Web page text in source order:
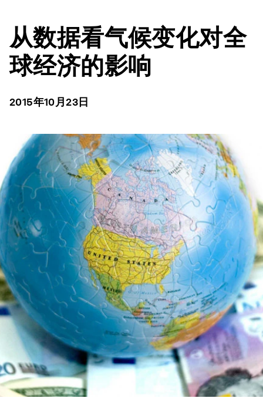
从数据看气候变化对全
球经济的影响
2015年10月23日